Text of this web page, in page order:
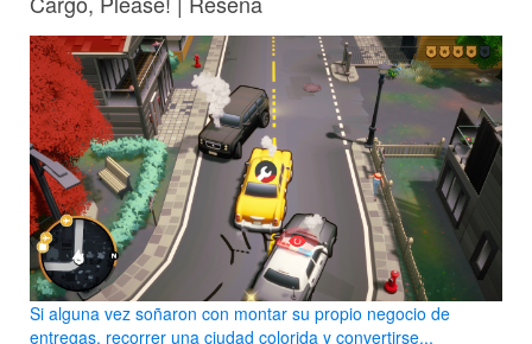
Si alguna vez soñaron con montar su propio negocio de
entregas, recorrer una ciudad colorida y convertirse...